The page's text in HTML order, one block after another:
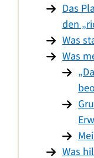
Das
den
Was
Was
Was